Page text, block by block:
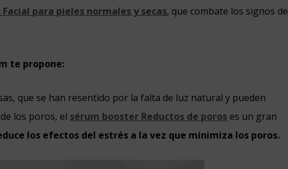
para pieles normales y secas, que combate los signos de
te propone:
que se han resentido por la falta de luz natural y pueden
los poros, el sérum booster Reductos de poros es un gran
los efectos del estrés a la vez que minimiza los poros.